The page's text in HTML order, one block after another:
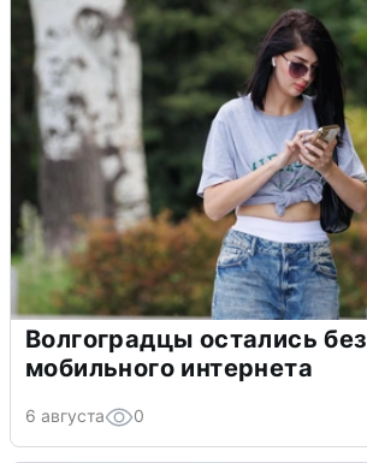
Волгоградцы остались без
мобильного интернета
6 августа 0